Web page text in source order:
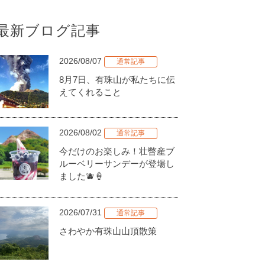
新ブログ記事
2026/08/07 通常記事
8月7日、有珠山が私たちに伝
えてくれること
2026/08/02 通常記事
今だけのお楽しみ！壮瞥産ブ
ルーベリーサンデーが登場し
ました🫐🍦
2026/07/31 通常記事
さわやか有珠山山頂散策